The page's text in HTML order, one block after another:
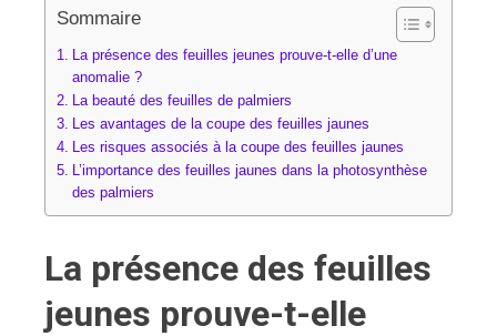
Sommaire
La présence des feuilles jeunes prouve-t-elle d’une
anomalie ?
La beauté des feuilles de palmiers
Les avantages de la coupe des feuilles jaunes
Les risques associés à la coupe des feuilles jaunes
L’importance des feuilles jaunes dans la photosynthèse
des palmiers
La présence des feuilles
jeunes prouve-t-elle